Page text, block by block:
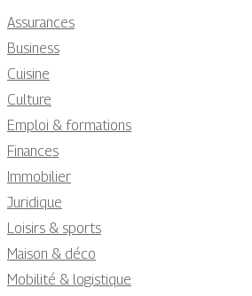
Assurances
Business
Cuisine
Culture
Emploi & formations
Finances
Immobilier
Juridique
Loisirs & sports
Maison & déco
Mobilité & logistique